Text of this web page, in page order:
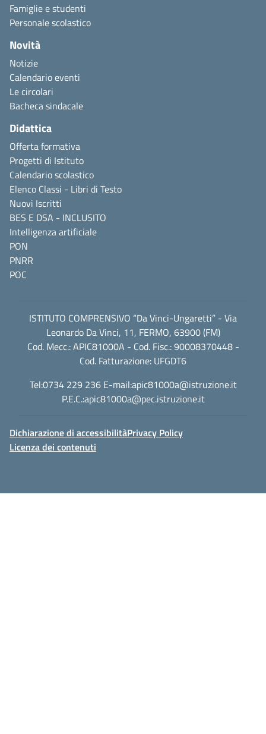
Famiglie e studenti
Personale scolastico
Novità
Notizie
Calendario eventi
Le circolari
Bacheca sindacale
Didattica
Offerta formativa
Progetti di Istituto
Calendario scolastico
Elenco Classi - Libri di Testo
Nuovi Iscritti
BES E DSA - INCLUSITO
Intelligenza artificiale
PON
PNRR
POC
ISTITUTO COMPRENSIVO “Da Vinci-Ungaretti” - Via
Leonardo Da Vinci, 11, FERMO, 63900 (FM)
Cod. Mecc.: APIC81000A - Cod. Fisc.: 90008370448 -
Cod. Fatturazione: UFGDT6
Tel:0734 229 236 E-mail:apic81000a@istruzione.it
P.E.C.:apic81000a@pec.istruzione.it
Dichiarazione di accessibilitàPrivacy Policy
Licenza dei contenuti